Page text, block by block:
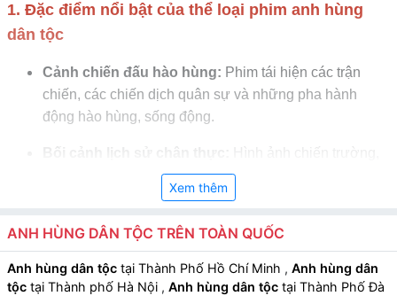
1. Đặc điểm nổi bật của thể loại phim anh hùng
dân tộc
Cảnh chiến đấu hào hùng: Phim tái hiện các trận
chiến, các chiến dịch quân sự và những pha hành
động hào hùng, sống động.
làng mạc, thành quách, trang phục và khí cụ chiến đấu
được chăm chút chi tiết, đúng với thời kỳ lịch sử.
Nhân vật anh hùng và kiên cường:Nhân vật chính là
các tướng lĩnh, anh hùng dân tộc hoặc binh sĩ, sở hữu
lòng dũng cảm, trí tuệ và tinh thần hy sinh cao cả.
Xem thêm
ANH HÙNG DÂN TỘC TRÊN TOÀN QUỐC
Anh hùng dân tộc tại Thành Phố Hồ Chí Minh , Anh hùng dân
tộc tại Thành phố Hà Nội , Anh hùng dân tộc tại Thành Phố Đà